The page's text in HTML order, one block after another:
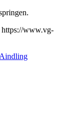
https://www.vg-